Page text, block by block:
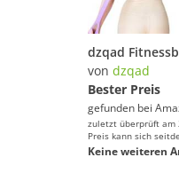
von dzqad
Bester Preis
gefunden bei
zuletzt überprüft am
Preis kann sich
Keine weiteren